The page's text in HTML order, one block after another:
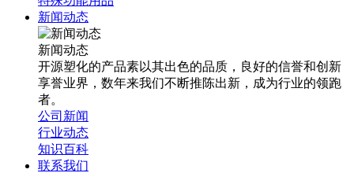
新闻动态
新闻动态
开源塑化的产品素以其出色的品质，良好的信誉和创新
享誉业界，数年来我们不断推陈出新，成为行业的领跑
者。
公司新闻
行业动态
知识百科
联系我们